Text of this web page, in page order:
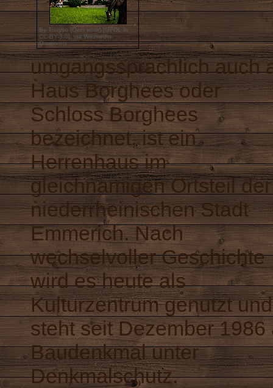
By Tuxyso (Own work) [GFDL or
CC-BY-3.0], via Wikimedia
Commons
umgangssprachlich auch
Haus Borghees oder
Schloss Borghees
bezeichnet, ist ein
Herrenhaus im
gleichnamigen Ortsteil der
niederrheinischen Stadt
Emmerich. Nach
wechselvoller Geschichte
wird es heute als
Kulturzentrum genutzt und
steht seit Dezember 1986
Baudenkmal unter
Denkmalschutz.